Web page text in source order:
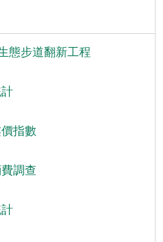
態步道翻新工程
指數
調查